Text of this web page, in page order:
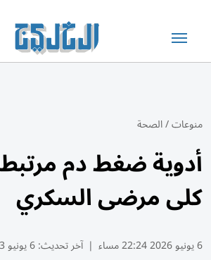
منوعات/الصحة
أدوية ضغط دم
كلى مرضى السكري
6 يونيو 2026 22:24 مساء | آخر تحديث:6 يونيو 22:53 2026